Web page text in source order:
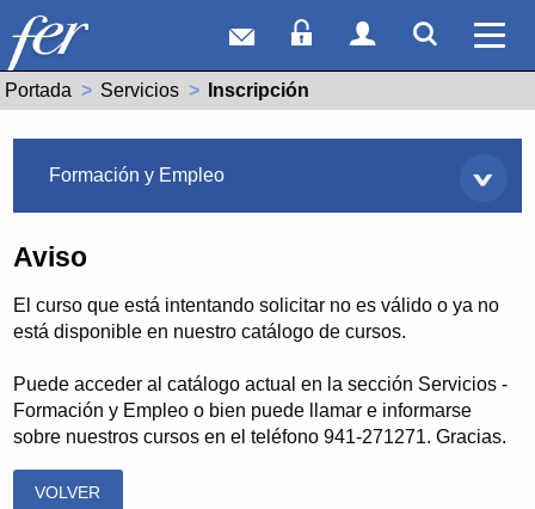
Correo webAcceso Socios
Acceso
Portada Servicios Actual:
Inscripción
Formación y Empleo
Aviso
El curso que está intentando solicitar no es válido o ya no
está disponible en nuestro catálogo de cursos.
Puede acceder al catálogo actual en la sección Servicios -
Formación y Empleo o bien puede llamar e informarse
sobre nuestros cursos en el teléfono 941-271271. Gracias.
VOLVER